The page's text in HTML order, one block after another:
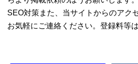
SEO対策また、当サイトからのアク
お気軽にご連絡ください。登録料等